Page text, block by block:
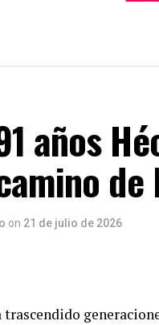
años
on 21 de julio de 2026
trascendido